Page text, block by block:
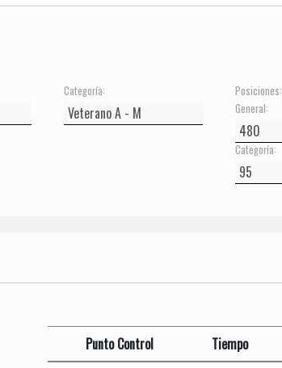
Categoría:
Posiciones:
General:
Categoría:
Punto Control Tiempo